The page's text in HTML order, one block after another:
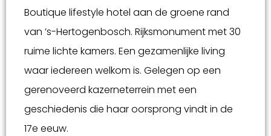
Boutique lifestyle hotel aan de groene rand
van ’s-Hertogenbosch. Rijksmonument met 30
ruime lichte kamers. Een gezamenlijke living
waar iedereen welkom is. Gelegen op een
gerenoveerd kazerneterrein met een
geschiedenis die haar oorsprong vindt in de
17e eeuw.